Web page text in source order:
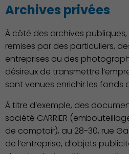
Archives privées
À côté des archives
remises par des particuliers,
entreprises ou des
désireux de transmettre
sont venues enrichir les fonds
À titre d’exemple, des
société CARRIER
de comptoir), au 28-30, rue
de l’entreprise, d’objets